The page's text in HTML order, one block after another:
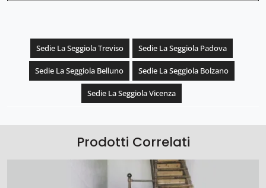
Sedie La Seggiola Treviso Sedie La Seggiola Padova
Sedie La Seggiola Belluno Sedie La Seggiola Bolzano
Sedie La Seggiola Vicenza
Prodotti Correlati